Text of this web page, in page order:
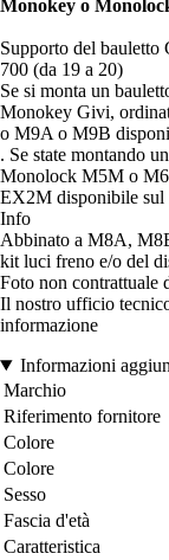
Monokey o
Supporto del
700 (da 19 a 20)
Se si monta un
Monokey Givi,
o M9A o M9B
. Se state montando
Monolock M5M o
EX2M disponibile sul
Info
Abbinato a M8A,
kit luci freno e/o del
Foto non contrattuale
Il nostro ufficio
informazione
Informazioni
Marchio
Riferimento fornitore
Colore
Colore
Sesso
Fascia d'età
Caratteristica